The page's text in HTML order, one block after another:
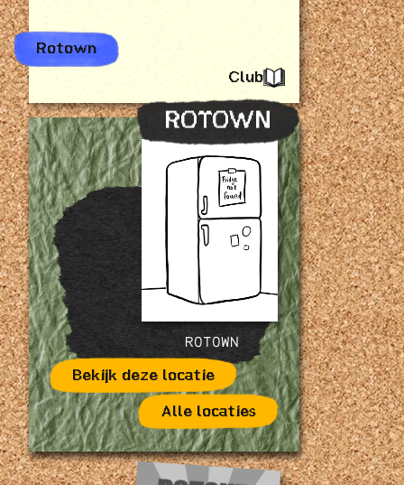
Rotown
Club
ROTOWN
ROTOWN
Bekijk deze locatie
Alle locaties